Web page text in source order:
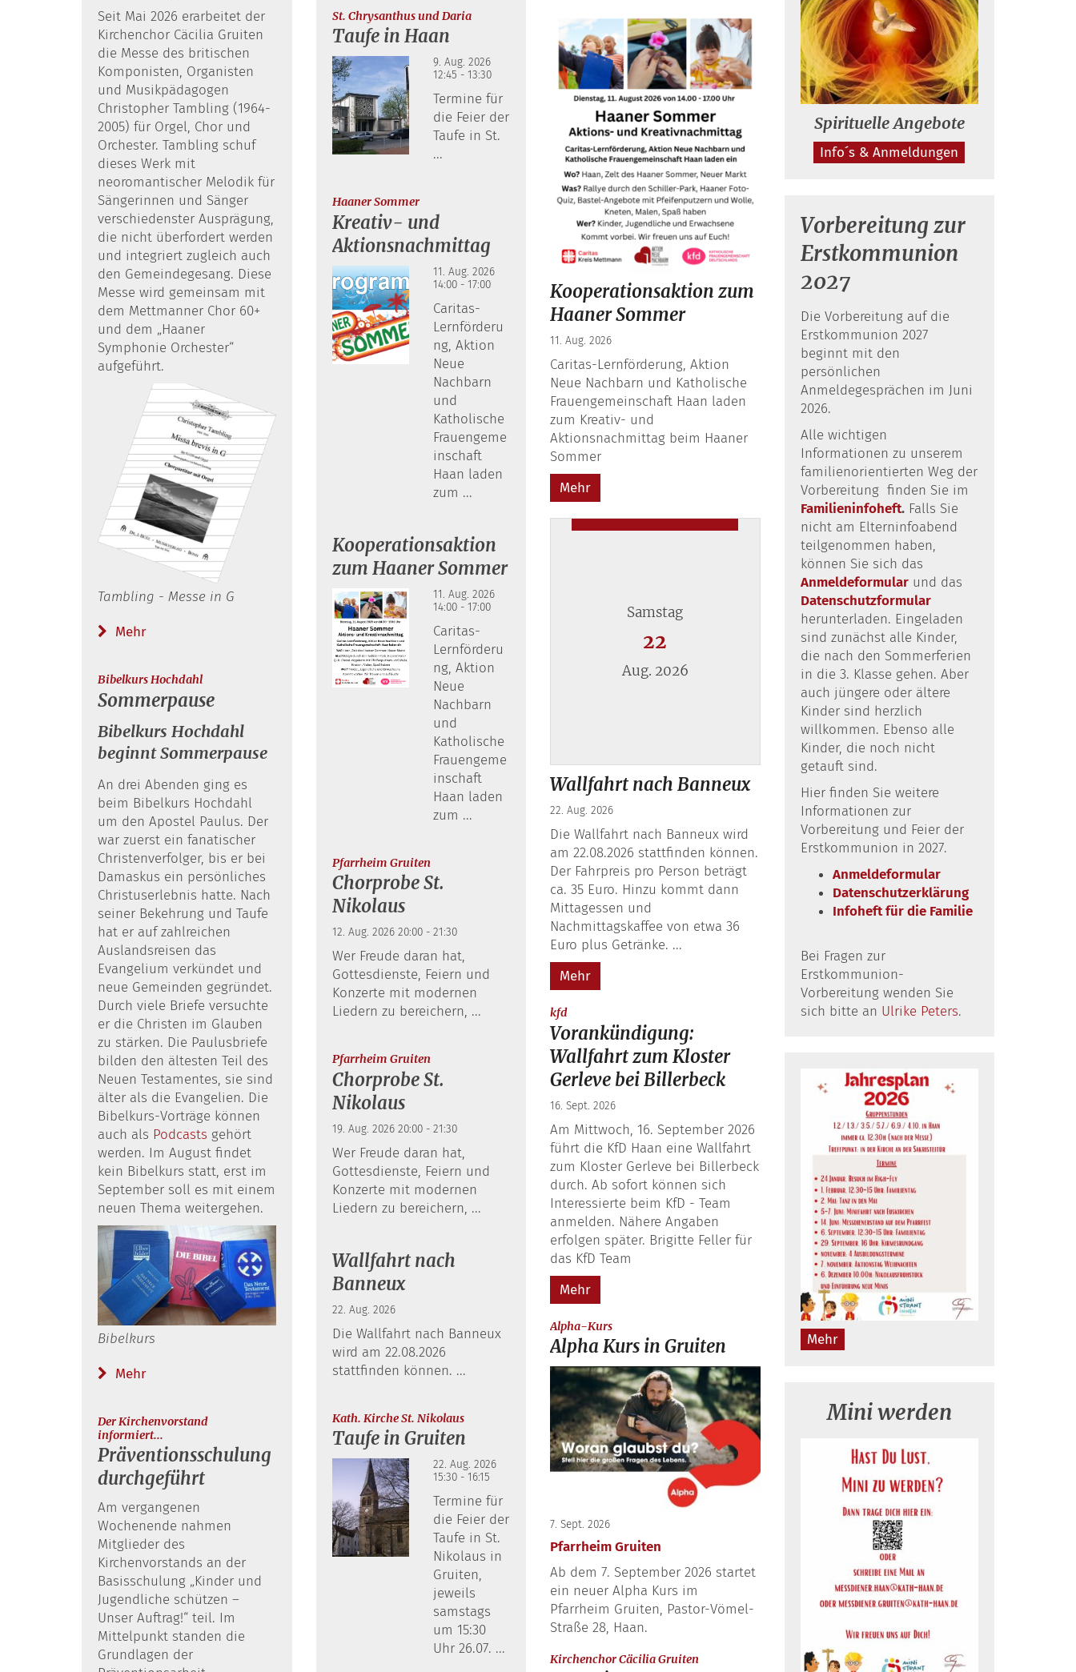
Seit Mai 2026 erarbeitet der
Kirchenchor Cäcilia Gruiten
die Messe des britischen
Komponisten, Organisten
und Musikpädagogen
Christopher Tambling (1964-
2005) für Orgel, Chor und
Orchester. Tambling schuf
dieses Werk mit
neoromantischer Melodik für
Sängerinnen und Sänger
verschiedenster Ausprägung,
die nicht überfordert werden
und integriert zugleich auch
den Gemeindegesang. Diese
Messe wird gemeinsam mit
dem Mettmanner Chor 60+
und dem „Haaner
Symphonie Orchester“
aufgeführt.
Tambling - Messe in G
Mehr
Bibelkurs Hochdahl:
Sommerpause
Bibelkurs Hochdahl
beginnt Sommerpause
An drei Abenden ging es
beim Bibelkurs Hochdahl
um den Apostel Paulus. Der
war zuerst ein fanatischer
Christenverfolger, bis er bei
Damaskus ein persönliches
Christuserlebnis hatte. Nach
seiner Bekehrung und Taufe
hat er auf zahlreichen
Auslandsreisen das
Evangelium verkündet und
neue Gemeinden gegründet.
Durch viele Briefe versuchte
er die Christen im Glauben
zu stärken. Die Paulusbriefe
bilden den ältesten Teil des
Neuen Testamentes, sie sind
älter als die Evangelien. Die
Bibelkurs-Vorträge können
auch als Podcasts gehört
werden. Im August findet
kein Bibelkurs statt, erst im
September soll es mit einem
neuen Thema weitergehen.
Bibelkurs
Mehr
Der Kirchenvorstand
informiert...
Präventionsschulung
durchgeführt
Am vergangenen
Wochenende nahmen
Mitglieder des
Kirchenvorstands an der
Basisschulung „Kinder und
Jugendliche schützen –
Unser Auftrag!“ teil. Im
Mittelpunkt standen die
Grundlagen der
St. Chrysanthus und Daria:
Taufe in Haan
9. Aug. 2026
12:45 - 13:30
Termine für
die Feier der
Taufe in St.
...
Haaner Sommer:
Kreativ- und
Aktionsnachmittag
11. Aug. 2026
14:00 - 17:00
Caritas-
Lernförderu
ng, Aktion
Neue
Nachbarn
und
Katholische
Frauengeme
inschaft
Haan laden
zum ...
Kooperationsaktion
zum Haaner Sommer
11. Aug. 2026
14:00 - 17:00
Caritas-
Lernförderu
ng, Aktion
Neue
Nachbarn
und
Katholische
Frauengeme
inschaft
Haan laden
zum ...
Pfarrheim Gruiten:
Chorprobe St.
Nikolaus
12. Aug. 2026 20:00 - 21:30
Wer Freude daran hat,
Gottesdienste, Feiern und
Konzerte mit modernen
Liedern zu bereichern, ...
Pfarrheim Gruiten:
Chorprobe St.
Nikolaus
19. Aug. 2026 20:00 - 21:30
Wer Freude daran hat,
Gottesdienste, Feiern und
Konzerte mit modernen
Liedern zu bereichern, ...
Wallfahrt nach
Banneux
22. Aug. 2026
Die Wallfahrt nach Banneux
wird am 22.08.2026
stattfinden können. ...
Kath. Kirche St. Nikolaus:
Taufe in Gruiten
22. Aug. 2026
15:30 - 16:15
Termine für
die Feier der
Taufe in St.
Nikolaus in
Gruiten,
jeweils
samstags
um 15:30
Uhr 26.07. ...
Kooperationsaktion zum
Haaner Sommer
11. Aug. 2026
Caritas-Lernförderung, Aktion
Neue Nachbarn und Katholische
Frauengemeinschaft Haan laden
zum Kreativ- und
Aktionsnachmittag beim Haaner
Sommer
Mehr
Samstag
22
Aug. 2026
Datum: 22. August 2026
Wallfahrt nach Banneux
22. Aug. 2026
Die Wallfahrt nach Banneux wird
am 22.08.2026 stattfinden können.
Der Fahrpreis pro Person beträgt
ca. 35 Euro. Hinzu kommt dann
Mittagessen und
Nachmittagskaffee von etwa 36
Euro plus Getränke. ...
Mehr
kfd:
Vorankündigung:
Wallfahrt zum Kloster
Gerleve bei Billerbeck
16. Sept. 2026
Am Mittwoch, 16. September 2026
führt die KfD Haan eine Wallfahrt
zum Kloster Gerleve bei Billerbeck
durch. Ab sofort können sich
Interessierte beim KfD - Team
anmelden. Nähere Angaben
erfolgen später. Brigitte Feller für
das KfD Team
Mehr
Alpha-Kurs:
Alpha Kurs in Gruiten
7. Sept. 2026
Pfarrheim Gruiten
Ab dem 7. September 2026 startet
ein neuer Alpha Kurs im
Pfarrheim Gruiten, Pastor-Vömel-
Straße 28, Haan.
Kirchenchor Cäcilia Gruiten
Spirituelle Angebote
Info´s & Anmeldungen
Vorbereitung zur
Erstkommunion
2027
Die Vorbereitung auf die
Erstkommunion 2027
beginnt mit den
persönlichen
Anmeldegesprächen im Juni
2026.
Alle wichtigen
Informationen zu unserem
familienorientierten Weg der
Vorbereitung finden Sie im
Familieninfoheft.Falls Sie
nicht am Elterninfoabend
teilgenommen haben,
können Sie sich das
Anmeldeformular und das
Datenschutzformular
herunterladen. Eingeladen
sind zunächst alle Kinder,
die nach den Sommerferien
in die 3. Klasse gehen. Aber
auch jüngere oder ältere
Kinder sind herzlich
willkommen. Ebenso alle
Kinder, die noch nicht
getauft sind.
Hier finden Sie weitere
Informationen zur
Vorbereitung und Feier der
Erstkommunion in 2027.
Anmeldeformular
Datenschutzerklärung
Infoheft für die Familie
Bei Fragen zur
Erstkommunion-
Vorbereitung wenden Sie
sich bitte an Ulrike Peters.
Mehr
Mini werden